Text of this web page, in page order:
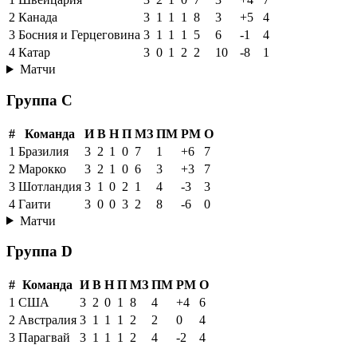
2 Канада 3 1 1 1 8 3 +5
4
3 Босния и Герцеговина 3 1 1 1 5 6 -1
4
4 Катар 3 0 1 2 2 10 -8
1
Матчи
Группа C
# Команда И В Н П МЗ ПМ РМ О
1 Бразилия 3 2 1 0 7 1 +6
7
2 Марокко 3 2 1 0 6 3 +3
7
3 Шотландия 3 1 0 2 1 4 -3
3
4 Гаити 3 0 0 3 2 8 -6
0
Матчи
Группа D
# Команда И В Н П МЗ ПМ РМ О
1 США 3 2 0 1 8 4 +4
6
2 Австралия 3 1 1 1 2 2 0
4
3 Парагвай 3 1 1 1 2 4 -2
4